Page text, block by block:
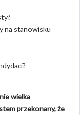
na stanowisku
wielka
przekonany, że